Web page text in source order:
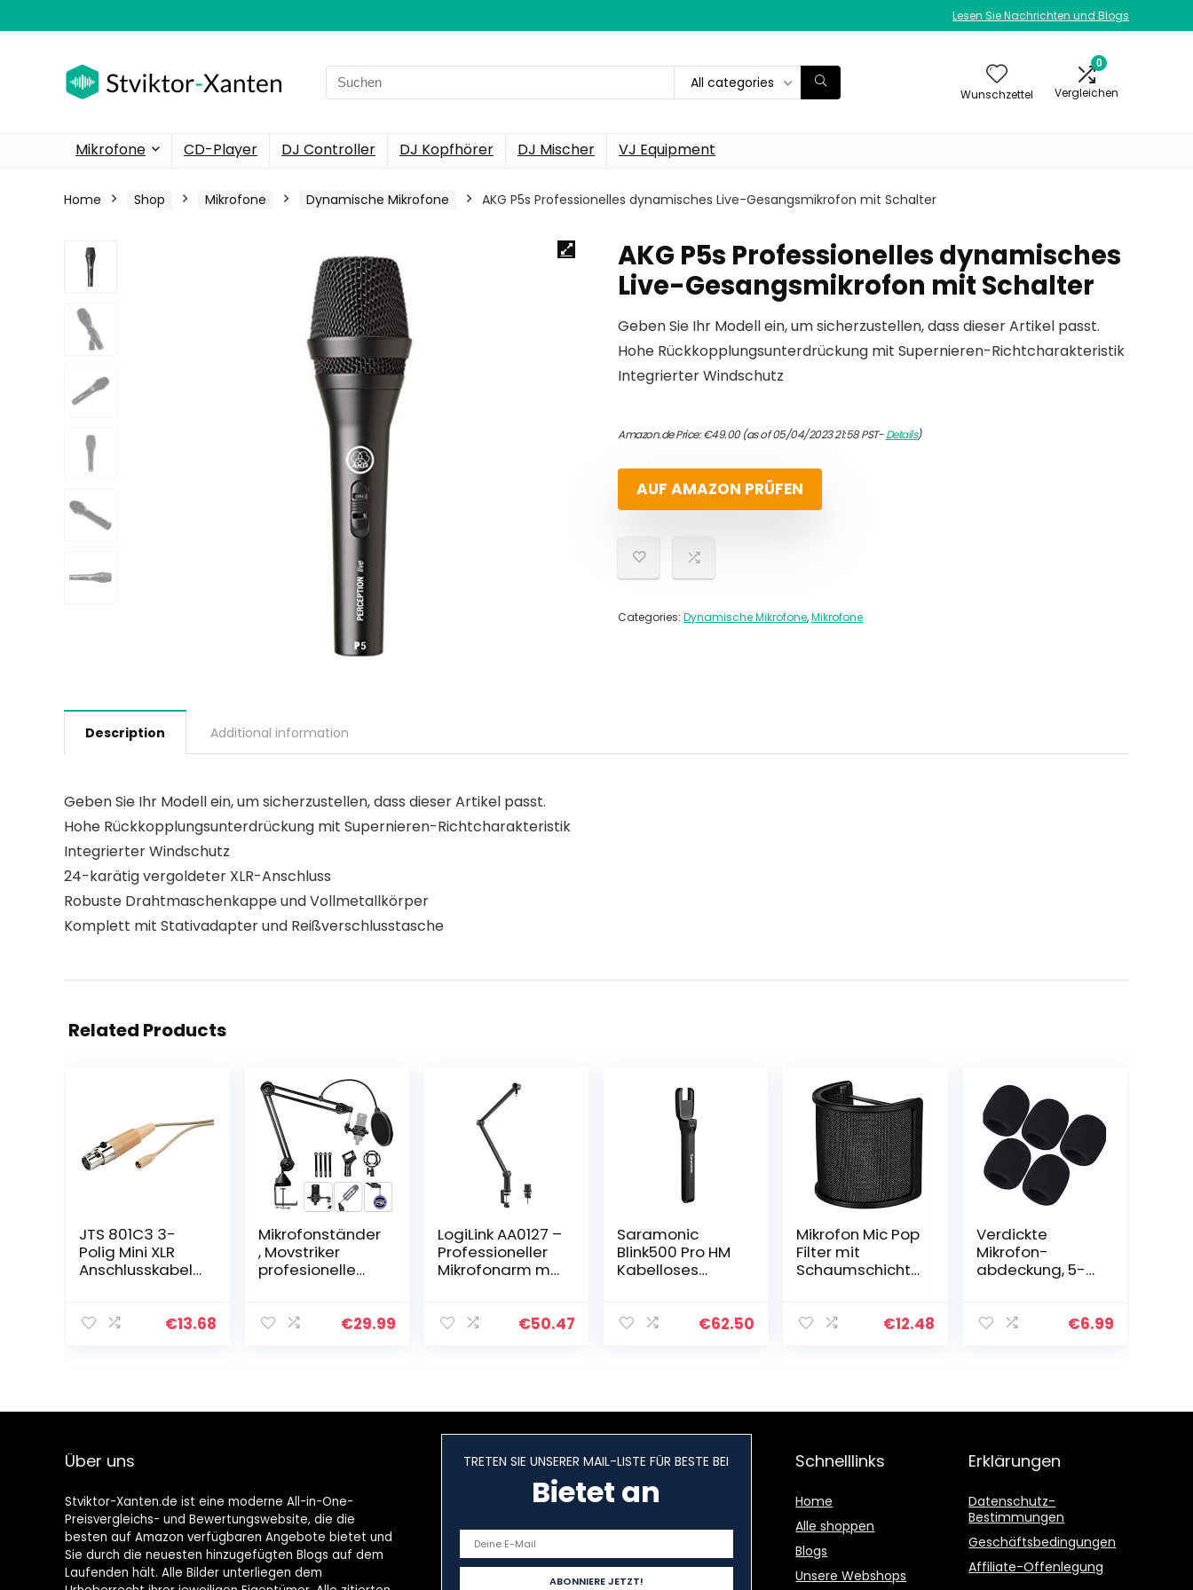
Lesen Sie Nachrichten und Blogs
Search
for:
All categories
Wunschzettel
0
Vergleichen
Mikrofone CD-Player DJ Controller DJ Kopfhörer DJ Mischer VJ Equipment
Home Shop Mikrofone Dynamische Mikrofone AKG P5s Professionelles dynamisches Live-Gesangsmikrofon mit Schalter
AKG P5s Professionelles dynamisches
Live-Gesangsmikrofon mit Schalter
Geben Sie Ihr Modell ein, um sicherzustellen, dass dieser Artikel passt.
Hohe Rückkopplungsunterdrückung mit Supernieren-Richtcharakteristik
Integrierter Windschutz
Amazon.de Price:€49.00(as of 05/04/2023 21:58 PST-Details)
AUF AMAZON PRÜFEN
Categories: Dynamische Mikrofone,Mikrofone
Description Additional information
Geben Sie Ihr Modell ein, um sicherzustellen, dass dieser Artikel passt.
Hohe Rückkopplungsunterdrückung mit Supernieren-Richtcharakteristik
Integrierter Windschutz
24-karätig vergoldeter XLR-Anschluss
Robuste Drahtmaschenkappe und Vollmetallkörper
Komplett mit Stativadapter und Reißverschlusstasche
Related Products
JTS 801C3 3-
Polig Mini XLR
Anschlusskabel
one beige
€13.68
Mikrofonständer
, Movstriker
profesionelle
einstellbare€29.99
LogiLink AA0127 –
Professioneller
Mikrofonarm mit
Game
€50.47
Saramonic
Blink500 Pro HM
Kabelloses
Handmikrofon-
€62.50
Mikrofon Mic Pop
Filter mit
Schaumschicht
Windschutz für
€12.48
Verdickte
Mikrofon-
abdeckung, 5-
Mikrofon-
Abdeckung
€6.99
Über uns
Stviktor-Xanten.de ist eine moderne All-in-One-
Preisvergleichs- und Bewertungswebsite, die die
besten auf Amazon verfügbaren Angebote bietet und
Sie durch die neuesten hinzugefügten Blogs auf dem
Laufenden hält. Alle Bilder unterliegen dem
TRETEN SIE UNSERER MAIL-LISTE FÜR BESTE BEI
Bietet an
Schnelllinks
Home
Alle shoppen
Blogs
Unsere Webshops
Erklärungen
Datenschutz-
Bestimmungen
Geschäftsbedingungen
Affiliate-Offenlegung